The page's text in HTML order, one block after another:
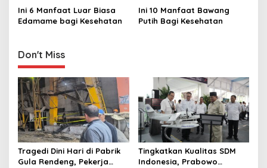
o
Meningkatkan Kesehatan
Kulit
Kesehatan
Ini 6 Manfaat Luar Biasa
Edamame bagi Kesehatan ‎
Ini 10 Manfaat Bawang
Putih Bagi Kesehatan ‎
Don't Miss
Tragedi Dini Hari di Pabrik
Gula Rendeng, Pekerja
Tingkatkan Kualitas SDM
Indonesia, Prabowo